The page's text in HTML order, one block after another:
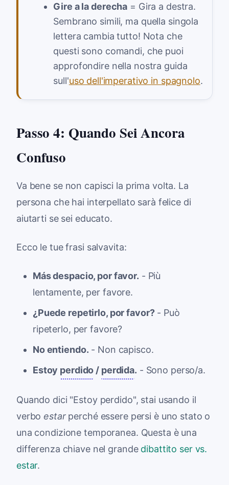
Gire a la derecha = Gira a destra.
Sembrano simili, ma quella singola
lettera cambia tutto! Nota che
questi sono comandi, che puoi
approfondire nella nostra guida
sull'uso dell'imperativo in spagnolo.
Passo 4: Quando Sei Ancora
Confuso
Va bene se non capisci la prima volta. La
persona che hai interpellato sarà felice di
aiutarti se sei educato.
Ecco le tue frasi salvavita:
Más despacio, por favor. - Più
lentamente, per favore.
¿Puede repetirlo, por favor?- Può
ripeterlo, per favore?
No entiendo. - Non capisco.
Estoy perdido / perdida. - Sono perso/a.
Quando dici "Estoy perdido", stai usando il
verbo estarperché essere persi è uno stato o
una condizione temporanea. Questa è una
differenza chiave nel grande dibattito ser vs.
estar.